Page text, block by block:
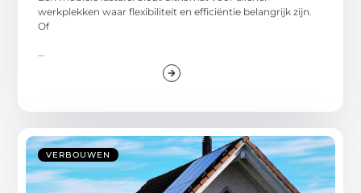
werkplekken waar flexibiliteit en efficiëntie belangrijk zijn.
Of
VERBOUWEN